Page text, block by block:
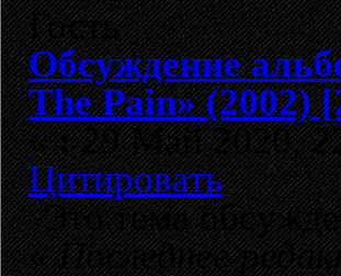
Гость
Обсуждение
The Pain» (2002)
«:29 Май 2020,
Цитировать
Это тема
«Последнее